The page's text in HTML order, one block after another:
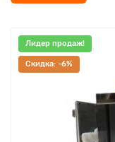
Лидер продаж!
Cкидка: -6%